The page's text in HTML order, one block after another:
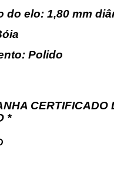
do elo: 1,80 mm
Polido
CERTIFICADO
*